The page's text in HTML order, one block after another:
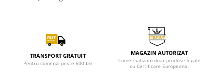
TRANSPORT GRATUIT
Pentru comenzi peste 500 LEI
MAGAZIN AUTORIZAT
Comercializam doar produse legale
cu Certificare Europeana.